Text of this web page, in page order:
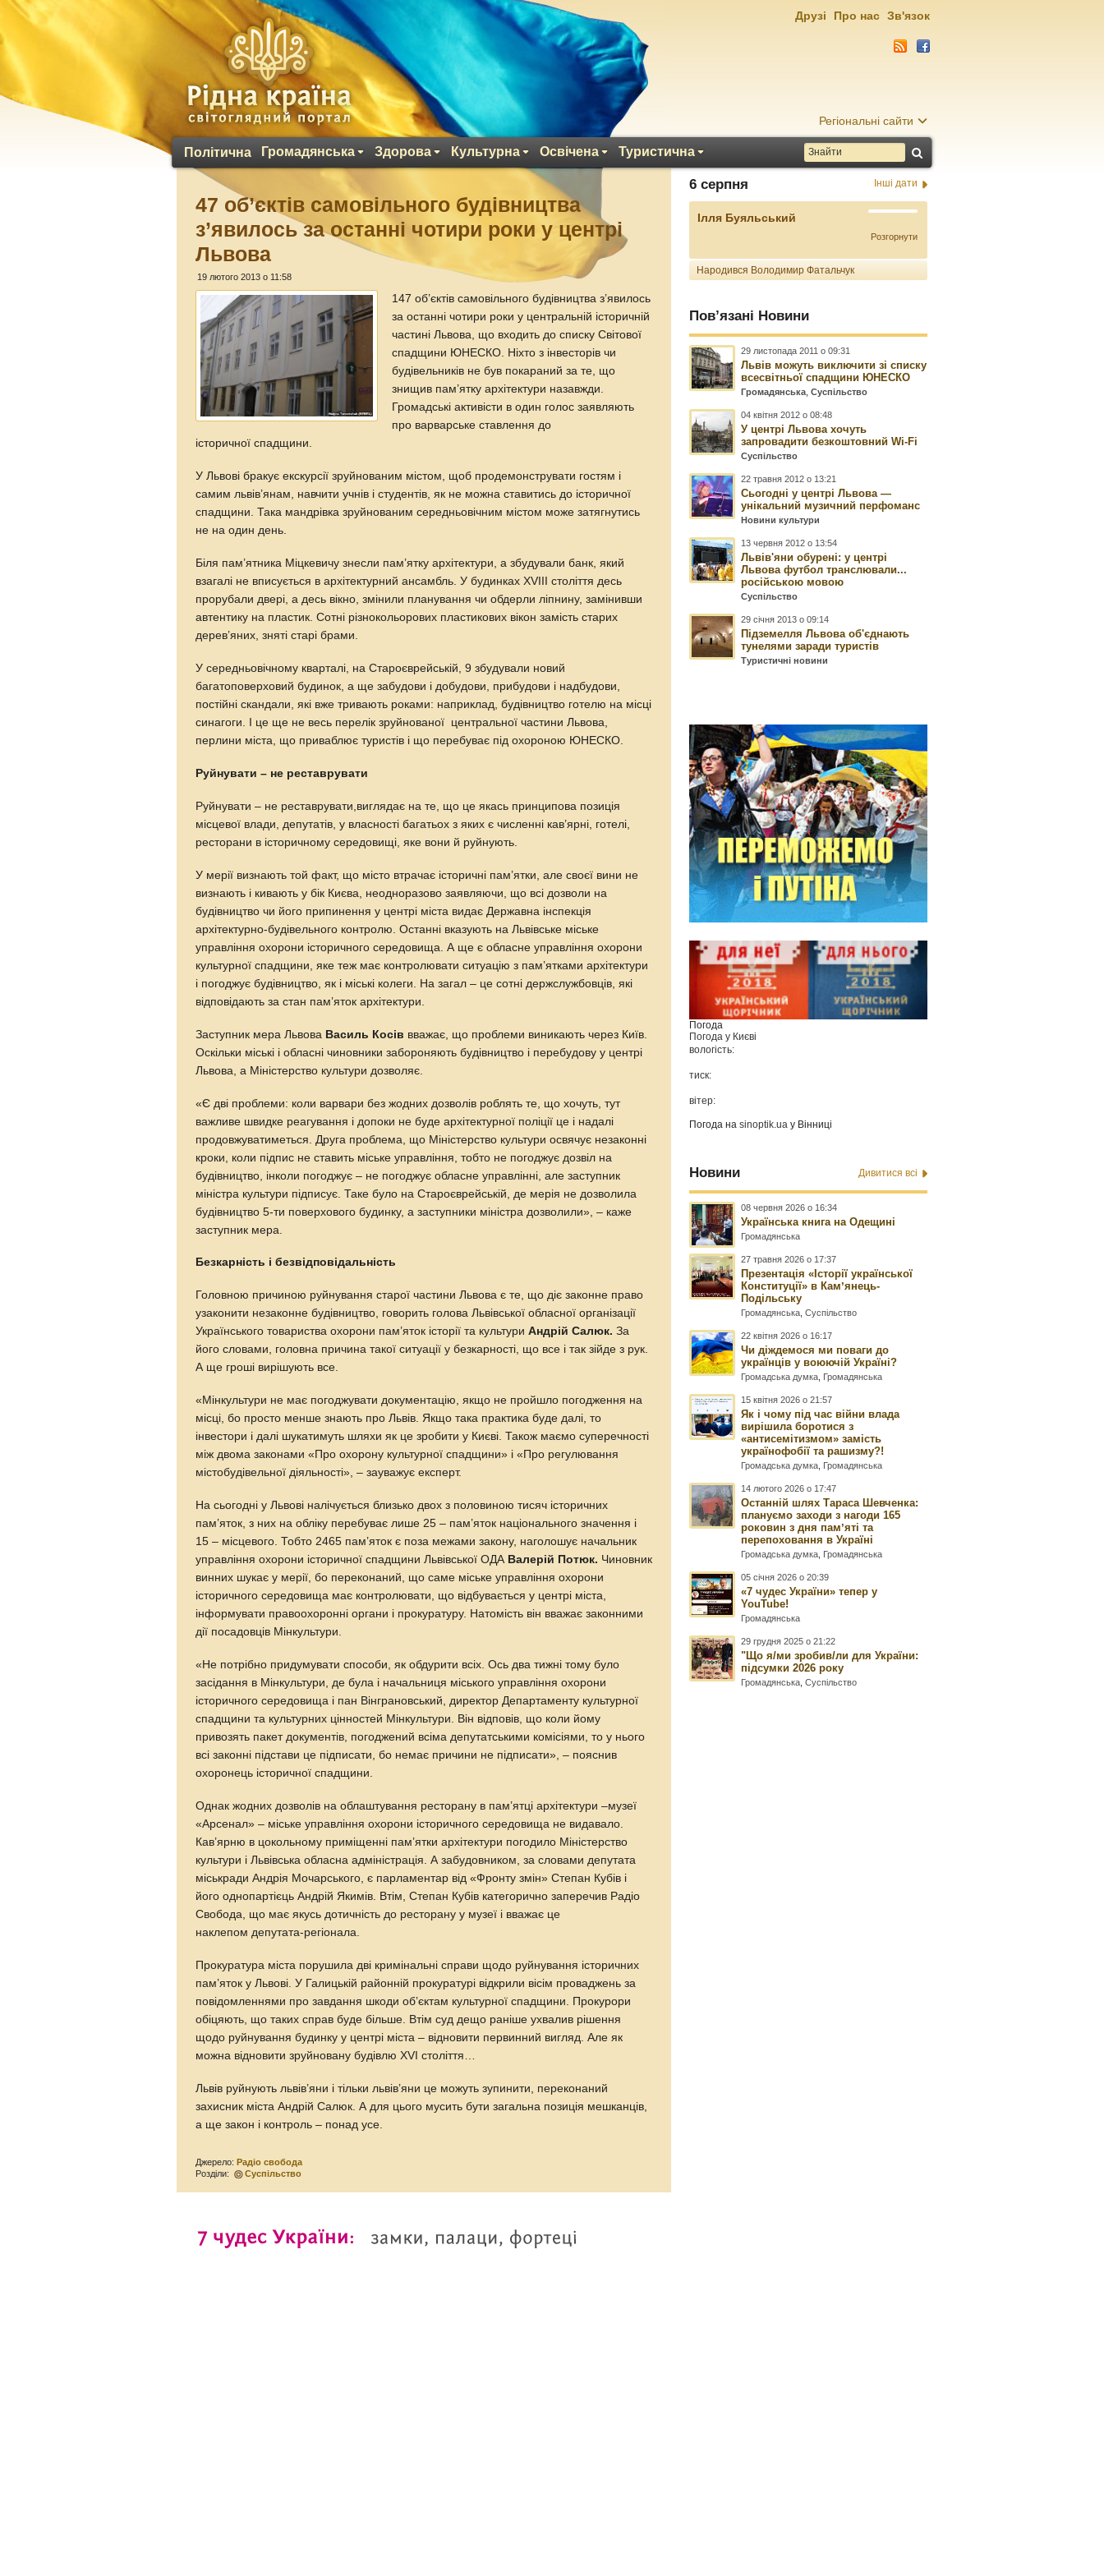
Регіональні сайти
Політична Громадянська Здорова Культурна Освічена Туристична
Друзі Про нас Зв'язок
47 об’єктів самовільного будівництва
з’явилось за останні чотири роки у центрі
Львова
19 лютого 2013 о 11:58
147 об’єктів самовільного будівництва з’явилось
за останні чотири роки у центральній історичній
частині Львова, що входить до списку Світової
спадщини ЮНЕСКО. Ніхто з інвесторів чи
будівельників не був покараний за те, що
знищив пам’ятку архітектури назавжди.
Громадські активісти в один голос заявляють
про варварське ставлення до
історичної спадщини.
У Львові бракує екскурсії зруйнованим містом, щоб продемонструвати гостям і
самим львів’янам, навчити учнів і студентів, як не можна ставитись до історичної
спадщини. Така мандрівка зруйнованим середньовічним містом може затягнутись
не на один день.
Біля пам’ятника Міцкевичу знесли пам’ятку архітектури, а збудували банк, який
взагалі не вписується в архітектурний ансамбль. У будинках XVIII століття десь
прорубали двері, а десь вікно, змінили планування чи обдерли ліпнину, замінивши
автентику на пластик. Сотні різнокольорових пластикових вікон замість старих
дерев’яних, зняті старі брами.
У середньовічному кварталі, на Староєврейській, 9 збудували новий
багатоповерховий будинок, а ще забудови і добудови, прибудови і надбудови,
постійні скандали, які вже тривають роками: наприклад, будівництво готелю на місці
синагоги. І це ще не весь перелік зруйнованої центральної частини Львова,
перлини міста, що приваблює туристів і що перебуває під охороною ЮНЕСКО.
Руйнувати – не реставрувати
Руйнувати – не реставрувати,виглядає на те, що це якась принципова позиція
місцевої влади, депутатів, у власності багатьох з яких є численні кав’ярні, готелі,
ресторани в історичному середовищі, яке вони й руйнують.
У мерії визнають той факт, що місто втрачає історичні пам’ятки, але своєї вини не
визнають і кивають у бік Києва, неодноразово заявляючи, що всі дозволи на
будівництво чи його припинення у центрі міста видає Державна інспекція
архітектурно-будівельного контролю. Останні вказують на Львівське міське
управління охорони історичного середовища. А ще є обласне управління охорони
культурної спадщини, яке теж має контролювати ситуацію з пам’ятками архітектури
і погоджує будівництво, як і міські колеги. На загал – це сотні держслужбовців, які
відповідають за стан пам’яток архітектури.
Заступник мера Львова Василь Косів вважає, що проблеми виникають через Київ.
Оскільки міські і обласні чиновники забороняють будівництво і перебудову у центрі
Львова, а Міністерство культури дозволяє.
«Є дві проблеми: коли варвари без жодних дозволів роблять те, що хочуть, тут
важливе швидке реагування і допоки не буде архітектурної поліції це і надалі
продовжуватиметься. Друга проблема, що Міністерство культури освячує незаконні
кроки, коли підпис не ставить міське управління, тобто не погоджує дозвіл на
будівництво, інколи погоджує – не погоджує обласне управлінні, але заступник
міністра культури підписує. Таке було на Староєврейській, де мерія не дозволила
будівництво 5-ти поверхового будинку, а заступники міністра дозволили», – каже
заступник мера.
Безкарність і безвідповідальність
Головною причиною руйнування старої частини Львова є те, що діє законне право
узаконити незаконне будівництво, говорить голова Львівської обласної організації
Українського товариства охорони пам’яток історії та культуриАндрій Салюк.За
його словами, головна причина такої ситуації у безкарності, що все і так зійде з рук.
А ще гроші вирішують все.
«Мінкультури не має погоджувати документацію, якщо не пройшло погодження на
місці, бо просто менше знають про Львів. Якщо така практика буде далі, то
інвестори і далі шукатимуть шляхи як це зробити у Києві. Також маємо суперечності
між двома законами «Про охорону культурної спадщини» і «Про регулювання
містобудівельної діяльності», – зауважує експерт.
На сьогодні у Львові налічується близько двох з половиною тисяч історичних
пам’яток, з них на обліку перебуває лише 25 – пам’яток національного значення і
15 – місцевого. Тобто 2465 пам’яток є поза межами закону, наголошує начальник
управління охорони історичної спадщини Львівської ОДА Валерій Потюк. Чиновник
винних шукає у мерії, бо переконаний, що саме міське управління охорони
історичного середовища має контролювати, що відбувається у центрі міста,
інформувати правоохоронні органи і прокуратуру. Натомість він вважає законними
дії посадовців Мінкультури.
«Не потрібно придумувати способи, як обдурити всіх. Ось два тижні тому було
засідання в Мінкультури, де була і начальниця міського управління охорони
історичного середовища і пан Вінграновський, директор Департаменту культурної
спадщини та культурних цінностей Мінкультури. Він відповів, що коли йому
привозять пакет документів, погоджений всіма депутатськими комісіями, то у нього
всі законні підстави це підписати, бо немає причини не підписати», – пояснив
охоронець історичної спадщини.
Однак жодних дозволів на облаштування ресторану в пам’ятці архітектури –музеї
«Арсенал» – міське управління охорони історичного середовища не видавало.
Кав’ярню в цокольному приміщенні пам’ятки архітектури погодило Міністерство
культури і Львівська обласна адміністрація. А забудовником, за словами депутата
міськради Андрія Мочарського, є парламентар від «Фронту змін» Степан Кубів і
його однопартієць Андрій Якимів. Втім, Степан Кубів категорично заперечив Радіо
Свобода, що має якусь дотичність до ресторану у музеї і вважає це
наклепом депутата-регіонала.
Прокуратура міста порушила дві кримінальні справи щодо руйнування історичних
пам’яток у Львові. У Галицькій районній прокуратурі відкрили вісім проваджень за
повідомленнями про завдання шкоди об’єктам культурної спадщини. Прокурори
обіцяють, що таких справ буде більше. Втім суд дещо раніше ухвалив рішення
щодо руйнування будинку у центрі міста – відновити первинний вигляд. Але як
можна відновити зруйновану будівлю XVI століття…
Львів руйнують львів’яни і тільки львів’яни це можуть зупинити, переконаний
захисник міста Андрій Салюк. А для цього мусить бути загальна позиція мешканців,
а ще закон і контроль – понад усе.
Джерело:Радіо свобода
Розділи:
Суспільство
6 серпня Інші дати
Ілля Буяльський
Розгорнути
Народився Володимир Фатальчук
Пов’язані Новини
29 листопада 2011 о 09:31
Львів можуть виключити зі списку
всесвітньої спадщини ЮНЕСКО
Громадянська ,Суспільство
04 квітня 2012 о 08:48
У центрі Львова хочуть
запровадити безкоштовний Wi-Fi
Суспільство
22 травня 2012 о 13:21
Сьогодні у центрі Львова —
унікальний музичний перфоманс
Новини культури
13 червня 2012 о 13:54
Львів'яни обурені: у центрі
Львова футбол транслювали...
російською мовою
Суспільство
29 січня 2013 о 09:14
Підземелля Львова об'єднають
тунелями заради туристів
Туристичні новини
Погода
Погода у Києві
вологість:
тиск:
вітер:
Погода наsinoptik.ua у Вінниці
Новини Дивитися всі
08 червня 2026 о 16:34
Українська книга на Одещині
Громадянська
27 травня 2026 о 17:37
Презентація «Історії української
Конституції» в Камʼянець-
Подільську
Громадянська ,Суспільство
22 квітня 2026 о 16:17
Чи діждемося ми поваги до
українців у воюючій Україні?
Громадська думка Громадянська
15 квітня 2026 о 21:57
Як і чому під час війни влада
вирішила боротися з
«антисемітизмом» замість
українофобії та рашизму?!
Громадська думка Громадянська
14 лютого 2026 о 17:47
Останній шлях Тараса Шевченка:
плануємо заходи з нагоди 165
роковин з дня памʼяті та
перепоховання в Україні
Громадська думка Громадянська
05 січня 2026 о 20:39
«7 чудес України» тепер у
YouTube!
Громадянська
29 грудня 2025 о 21:22
"Що я/ми зробив/ли для України:
підсумки 2026 року
Громадянська ,Суспільство